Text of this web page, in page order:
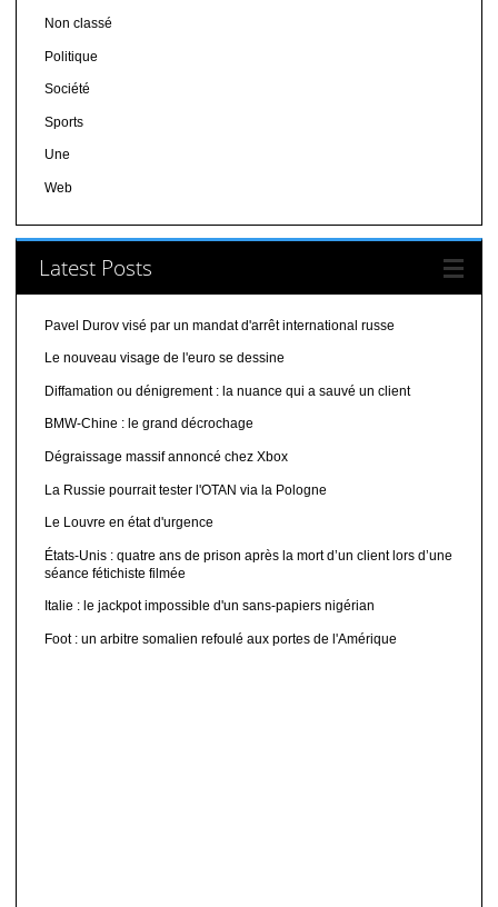
Non classé
Politique
Société
Sports
Une
Web
Latest Posts
Pavel Durov visé par un mandat d'arrêt international russe
Le nouveau visage de l'euro se dessine
Diffamation ou dénigrement : la nuance qui a sauvé un client
BMW-Chine : le grand décrochage
Dégraissage massif annoncé chez Xbox
La Russie pourrait tester l'OTAN via la Pologne
Le Louvre en état d'urgence
États-Unis : quatre ans de prison après la mort d’un client lors d’une
séance fétichiste filmée
Italie : le jackpot impossible d'un sans-papiers nigérian
Foot : un arbitre somalien refoulé aux portes de l'Amérique